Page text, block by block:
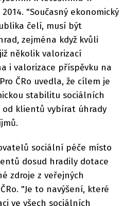
"Současný ekonomický
čelí, musí být
zejména když kvůli
několik valorizací
i valorizace příspěvku na
ČRo uvedla, že cílem je
stabilitu sociálních
klientů vybírat úhrady
sociální péče místo
dosud hradily dotace
zdroje z veřejných
"Je to navýšení, které
ve všech sociálních